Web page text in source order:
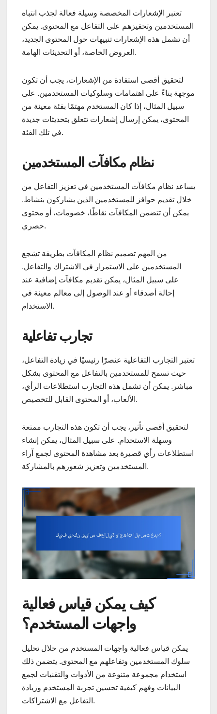
تعتبر الإشعارات المخصصة وسيلة فعالة لجذب انتباه
المستخدمين وتحفيزهم على التفاعل مع المحتوى. يمكن
أن تشمل هذه الإشعارات تنبيهات حول المحتوى الجديد،
العروض الخاصة، أو التحديثات الهامة.
لتحقيق أقصى استفادة من الإشعارات، يجب أن تكون
موجهة بناءً على اهتمامات وسلوكيات المستخدمين. على
سبيل المثال، إذا كان المستخدم مهتمًا بفئة معينة من
المحتوى، يمكن إرسال إشعارات تتعلق بتحديثات جديدة
في تلك الفئة.
نظام مكافآت المستخدمين
يساعد نظام مكافآت المستخدمين في تعزيز التفاعل من
خلال تقديم حوافز للمستخدمين الذين يشاركون بنشاط.
يمكن أن تتضمن المكافآت نقاطًا، خصومات، أو محتوى
حصري.
من المهم تصميم نظام المكافآت بطريقة تشجع
المستخدمين على الاستمرار في الاشتراك والتفاعل.
على سبيل المثال، يمكن تقديم مكافآت إضافية عند
إحالة أصدقاء أو عند الوصول إلى معالم معينة في
الاستخدام.
تجارب تفاعلية
تعتبر التجارب التفاعلية عنصرًا رئيسيًا في زيادة التفاعل،
حيث تسمح للمستخدمين بالتفاعل مع المحتوى بشكل
مباشر. يمكن أن تشمل هذه التجارب استطلاعات الرأي،
الألعاب، أو المحتوى القابل للتخصيص.
لتحقيق أقصى تأثير، يجب أن تكون هذه التجارب ممتعة
وسهلة الاستخدام. على سبيل المثال، يمكن إنشاء
استطلاعات رأي قصيرة بعد مشاهدة المحتوى لجمع آراء
المستخدمين وتعزيز شعورهم بالمشاركة.
كيف يمكن قياس فعالية
واجهات المستخدم؟
يمكن قياس فعالية واجهات المستخدم من خلال تحليل
سلوك المستخدمين وتفاعلهم مع المحتوى. يتضمن ذلك
استخدام مجموعة متنوعة من الأدوات والتقنيات لجمع
البيانات وفهم كيفية تحسين تجربة المستخدم وزيادة
التفاعل مع الاشتراكات.